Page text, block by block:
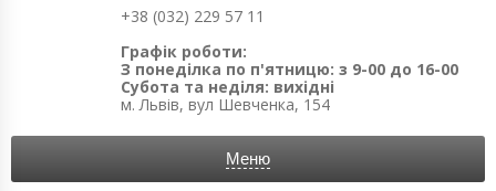
+38 (032) 229 57 11
Графік роботи:
З понеділка по п'ятницю: з 9-00 до 16-00
Субота та неділя: вихідні
м. Львів, вул Шевченка, 154
Меню